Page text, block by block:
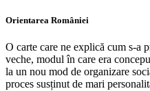
Orientarea României
O carte care ne explică cum s-a
veche, modul în care era
la un nou mod de organizare
proces susținut de mari